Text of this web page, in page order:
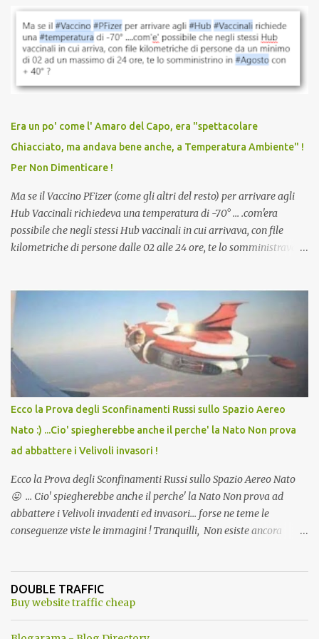
vaccinazione. Non avevamo mai sentito parlare di ricompense,
sconti, incentivi per vaccinarsi. Non avevamo mai visto
discriminazioni per coloro che non l’hanno fatto. Se non sei stato
vaccinato, nessuno aveva prima cercato di farti sentire una
persona cattiva. Non avevamo mai visto un vaccino che minacci le
vaccino usato per minacciare i mezzi di sussistenza, il lavoro o la
scuola. Non avevamo mai visto un vaccino che permettesse a un
dodicenne di ignorare il consenso dei genitori. Dopo tutti i vaccini
che abbiamo elencato sopra...
Era un po' come l' Amaro del Capo, era "spettacolare
Ghiacciato, ma andava bene anche, a Temperatura Ambiente" !
Per Non Dimenticare !
Ma se il Vaccino PFizer (come gli altri del resto) per arrivare agli
Hub Vaccinali richiedeva una temperatura di -70° ... .com'era
possibile che negli stessi Hub vaccinali in cui arrivava, con file
kilometriche di persone dalle 02 alle 24 ore, te lo somministravano
Vaccino come: l' Amaro del Capo, era "spettacolare Ghiacciato, ma
andava bene anche, a Temperatura Ambiente"! Riproponiamo
l'articolo per NON Dimenticare!
Ecco la Prova degli Sconfinamenti Russi sullo Spazio Aereo
Nato :) ...Cio' spiegherebbe anche il perche' la Nato Non prova
ad abbattere i Velivoli invasori !
Ecco la Prova degli Sconfinamenti Russi sullo Spazio Aereo Nato
😛 ... Cio' spiegherebbe anche il perche' la Nato Non prova ad
abbattere i Velivoli invadenti ed invasori... forse ne teme le
conseguenze viste le immagini ! Tranquilli, Non esiste ancora
ancora una fantasia Nato o forse una "False Flag", per provocare
una guerra mondiale che difficilmente da menti sane, potrebbe
DOUBLE TRAFFIC
Buy website traffic cheap